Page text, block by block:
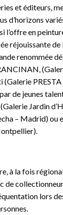
et éditeurs,
d’horizons
l’offre en
réjouissante
renommée
(Galerie
de jeunes
Jardin
– Madrid) ou
à la fois
de
lors